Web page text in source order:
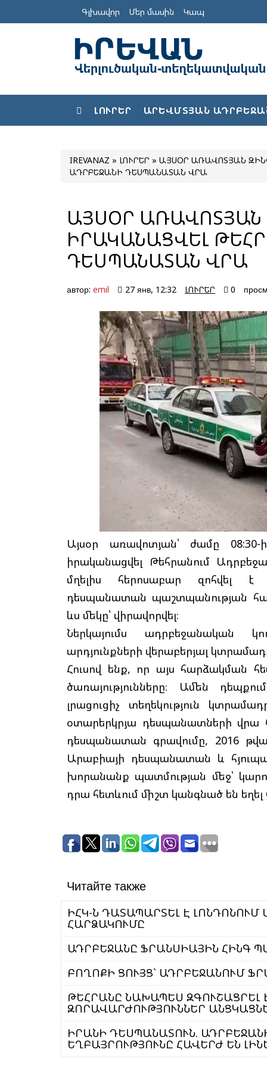
Գլխավոր Մեր մասին Կապ
ԼՈՒՐԵՐ ԱՐԵՎՄՏՅԱՆ
IREVANAZ » ԼՈՒՐԵՐ » ԱՅՍՕՐ ԱՌԱՎՈՏՅԱՆ
ԱԴՐԲԵՋԱՆԻ ԴԵՍՊԱՆԱՏԱՆ ՎՐԱ
ԱՅՍՕՐ ԱՌԱՎՈՏՅԱՆ
ԻՐԱԿԱՆԱՑՎԵԼ
ԴԵՍՊԱՆԱՏԱՆ ՎՐԱ
автор: emil 27 янв, 12:32 ԼՈՒՐԵՐ 0
Այսօր առավոտյան՝ ժամը
իրականացվել Թեհրանում
մղելիս հերոսաբար զոհվել է
դեսպանատան պաշտպանության
ևս մեկը՝ վիրավորվել։
Ներկայումս ադրբեջանական
արդյունքների վերաբերյալ
Հուսով ենք, որ այս հարձակման
ծառայությունները։ Ամեն
լրացուցիչ տեղեկություն
օտարերկրյա դեսպանատների վրա
դեսպանատան գրավումը, 2016
Արաբիայի դեսպանատան և
խորանանք պատմության մեջ՝
դրա հետևում միշտ կանգնած են եղել
Читайте также
ԻՀԿ-Ն ԴԱՏԱՊԱՐՏԵԼ Է
ՀԱՐՁԱԿՈՒՄԸ
ԱԴՐԲԵՋԱՆԸ ՖՐԱՆՍԻԱՅԻՆ ՀԻՆԳ
ԲՈՂՈՔԻ ՑՈՒՅՑ` ԱԴՐԲԵՋԱՆՈՒՄ
ԹԵՀՐԱՆԸ ՆԱԽԱՊԵՍ ԶԳՈՒՇԱՑՐԵԼ
ԶՈՐԱՎԱՐԺՈՒԹՅՈՒՆՆԵՐ
ԻՐԱՆԻ ԴԵՍՊԱՆԱՏՈՒՆ.
ԵՂԲԱՅՐՈՒԹՅՈՒՆԸ ՀԱՎԵՐԺ ԵՆ